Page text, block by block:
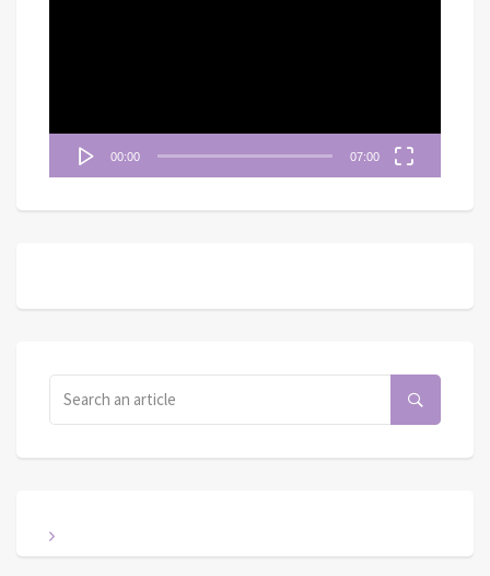
00:00 07:00